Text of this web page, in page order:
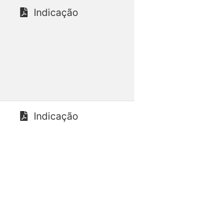
Indicação
Indicação